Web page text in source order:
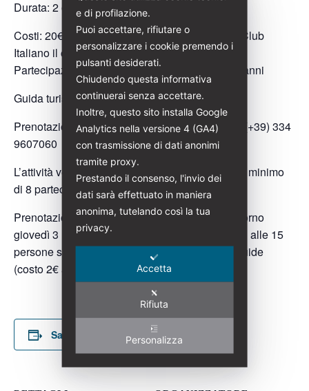
Durata: 2 ore
Costi: 20€ (Per i soci di Italia Liberty e Touring Club
Italiano il costo è di 18€)
Partecipazione gratuita per ragazzi/e sotto i 10 anni
Guida turistica abilitata: Saura Argenziano
Prenotazioni:sauraargenziano@italialiberty.it
| (+39) 334
9607060
L’attività verrà svolta se si raggiunge un quorum minimo
di 8 partecipanti (paganti)
Prenotazione obbligatoria entro e non oltre il giorno
giovedì 3 luglio 2026. In caso di gruppi superiori alle 15
persone sarà obbligatorio l’utilizzo delle radioguide
(costo 2€ a persona)
Salva nel tuo calendario
e di profilazione.
Puoi accettare, rifiutare o
personalizzare i cookie premendo i
pulsanti desiderati.
Chiudendo questa informativa
continuerai senza accettare.
Inoltre, questo sito installa Google
Analytics nella versione 4 (GA4)
con trasmissione di dati anonimi
tramite proxy.
Prestando il consenso, l'invio dei
dati sarà effettuato in maniera
anonima, tutelando così la tua
privacy.
Accetta
Rifiuta
Personalizza